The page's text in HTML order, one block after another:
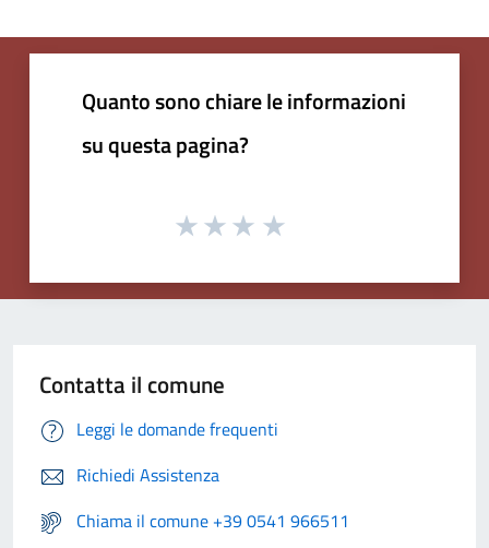
Quanto sono chiare le informazioni
su questa pagina?
Contatta il comune
Leggi le domande frequenti
Richiedi Assistenza
Chiama il comune +39 0541 966511